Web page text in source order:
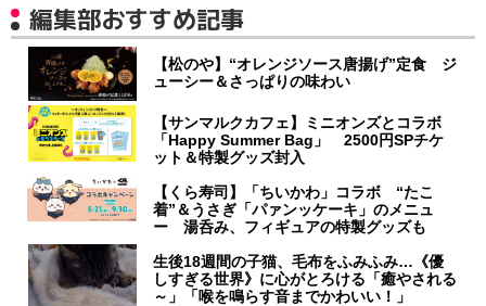
編集部おすすめ記事
【松のや】“オレンジソース唐揚げ”定食 ジ
ューシー＆さっぱりの味わい
【サンマルクカフェ】ミニオンズとコラボ
「Happy Summer Bag」 2500円SPチケ
ット＆特製グッズ封入
【くら寿司】「ちいかわ」コラボ “たこ
着”＆うさぎ「パァンッケーキ」のメニュ
ー 湯呑み、フィギュアの特製グッズも
生後18週間の子猫、毛布をふみふみ…《優
しすぎる世界》に心がとろける「癒やされる
～」「喉を鳴らす音までかわいい！」